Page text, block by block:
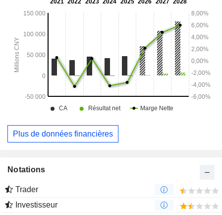
Plus de données financières
Notations
Trader
Investisseur